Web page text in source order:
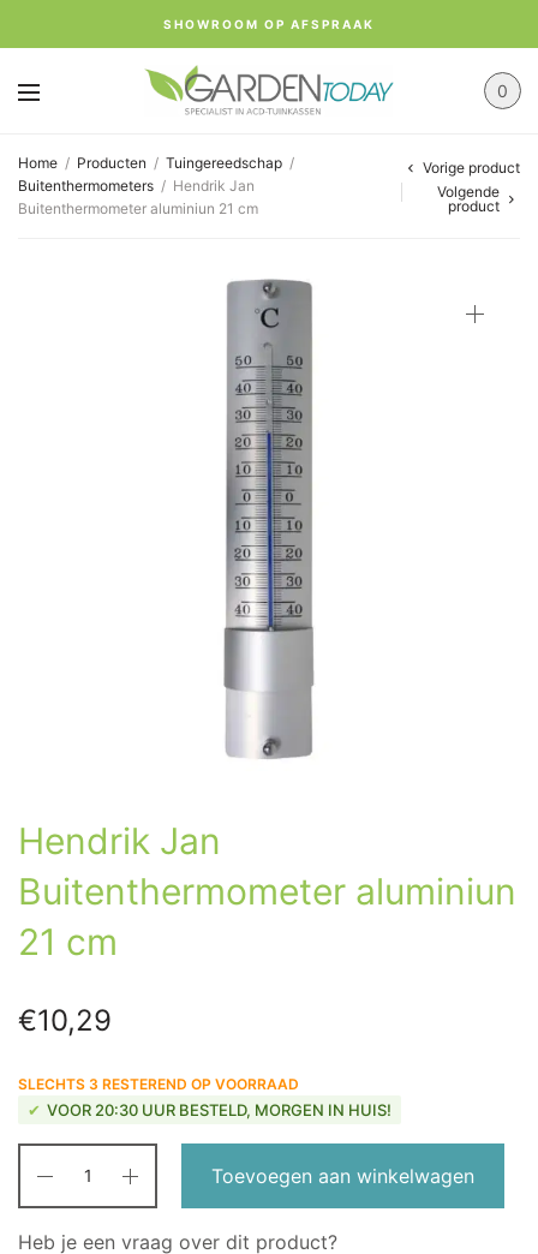
SHOWROOM OP AFSPRAAK
0
Home / Producten / Tuingereedschap /
Buitenthermometers / Hendrik Jan
Buitenthermometer aluminiun 21 cm
Vorige product
Volgende
product
Hendrik Jan
Buitenthermometer aluminiun
21 cm
€10,29
SLECHTS 3 RESTEREND OP VOORRAAD
VOOR 20:30 UUR BESTELD, MORGEN IN HUIS!
Toevoegen aan winkelwagen
Heb je een vraag over dit product?